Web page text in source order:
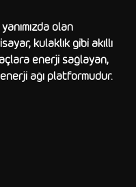
olan
kulaklık gibi akıllı
enerji sağlayan,
ağı platformudur.